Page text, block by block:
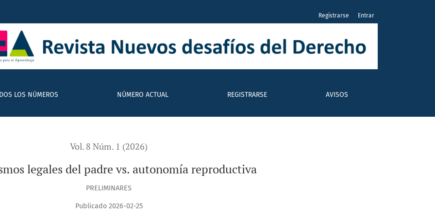
LOS NÚMEROS NÚMERO ACTUAL REGISTRARSE AVISOS
Registrarse Entrar
Vol. 8 Núm. 1 (2026)
legales del padre vs. autonomía reproductiva
PRELIMINARES
Publicado 2026-02-25